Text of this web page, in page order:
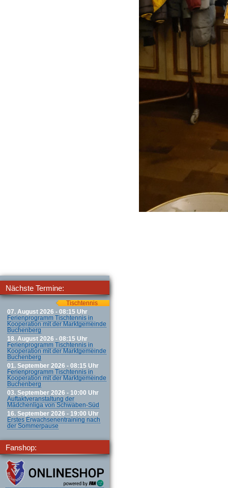
Nächste Termine:
Tischtennis
07. August 2026 - 08:15 Uhr
Ferienprogramm Tischtennis in
Kooperation mit der Marktgemeinde
Buchenberg
18. August 2026 - 08:15 Uhr
Ferienprogramm Tischtennis in
Kooperation mit der Marktgemeinde
Buchenberg
01. September 2026 - 08:15 Uhr
Ferienprogramm Tischtennis in
Kooperation mit der Marktgemeinde
Buchenberg
03. September 2026 - 10:00 Uhr
Auftaktveranstaltung der
Mädchenliga von Schwaben-Süd
16. September 2026 - 19:00 Uhr
Erstes Erwachsenentraining nach
der Sommerpause
Fanshop: